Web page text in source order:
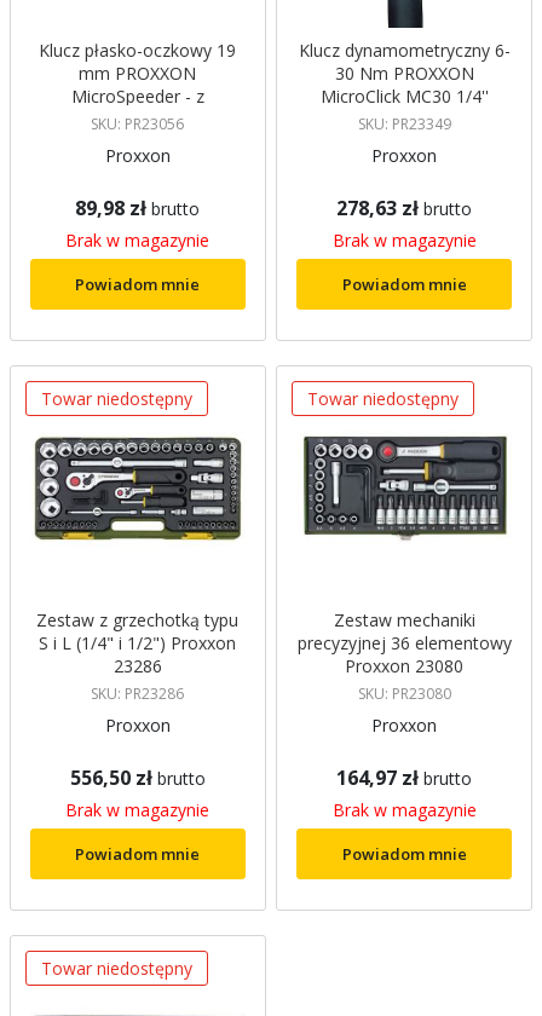
Klucz płasko-oczkowy 19
mm PROXXON
MicroSpeeder - z
przegubem - PR23056
SKU: PR23056
Proxxon
89,98 zł brutto
Brak w magazynie
Powiadom mnie
Klucz dynamometryczny 6-
30 Nm PROXXON
MicroClick MC30 1/4''
SKU: PR23349
Proxxon
278,63 zł brutto
Brak w magazynie
Powiadom mnie
Towar niedostępny
Zestaw z grzechotką typu
S i L (1/4" i 1/2") Proxxon
23286
SKU: PR23286
Proxxon
556,50 zł brutto
Brak w magazynie
Powiadom mnie
Towar niedostępny
Zestaw mechaniki
precyzyjnej 36 elementowy
Proxxon 23080
SKU: PR23080
Proxxon
164,97 zł brutto
Brak w magazynie
Powiadom mnie
Towar niedostępny